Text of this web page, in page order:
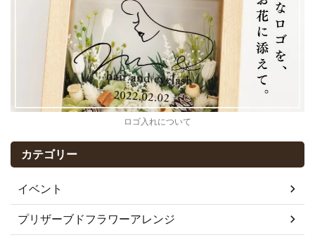
ロゴ入れについて
カテゴリー
イベント
プリザーブドフラワーアレンジ